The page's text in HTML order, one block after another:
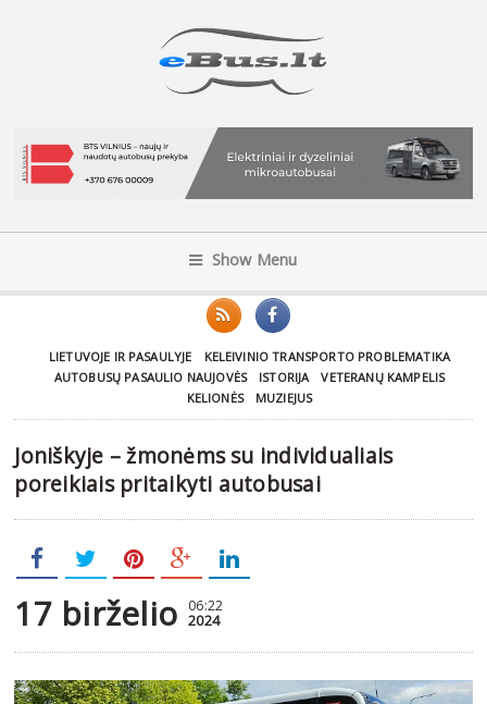
Show Menu
LIETUVOJE IR PASAULYJE
KELEIVINIO TRANSPORTO PROBLEMATIKA
AUTOBUSŲ PASAULIO NAUJOVĖS
ISTORIJA
VETERANŲ KAMPELIS
KELIONĖS
MUZIEJUS
Joniškyje – žmonėms su individualiais
poreikiais pritaikyti autobusai
17 birželio 06:22
2024